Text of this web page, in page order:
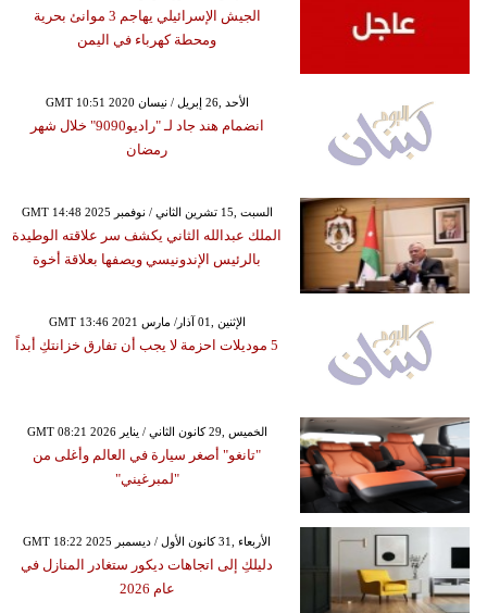
الجيش الإسرائيلي يهاجم 3 موانئ بحرية
ومحطة كهرباء في اليمن
GMT 10:51 2020 الأحد ,26 إبريل / نيسان
انضمام هند جاد لـ "راديو9090" خلال شهر
رمضان
GMT 14:48 2025 السبت ,15 تشرين الثاني / نوفمبر
الملك عبدالله الثاني يكشف سر علاقته الوطيدة
بالرئيس الإندونيسي ويصفها بعلاقة أخوة
GMT 13:46 2021 الإثنين ,01 آذار/ مارس
5 موديلات احزمة لا يجب أن تفارق خزانتكِ أبداً
GMT 08:21 2026 الخميس ,29 كانون الثاني / يناير
"تانغو" أصغر سيارة في العالم وأغلى من
"لمبرغيني"
GMT 18:22 2025 الأربعاء ,31 كانون الأول / ديسمبر
دليلكِ إلى اتجاهات ديكور ستغادر المنازل في
عام 2026